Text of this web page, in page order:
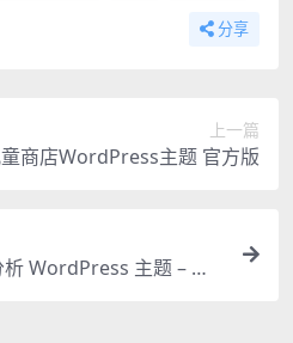
分享
上一篇
商店WordPress主题 官方版
WordPress 主题 – 官